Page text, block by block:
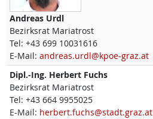
Andreas Urdl
Bezirksrat Mariatrost
Tel: +43 699 10031616
E-Mail: andreas.urdl@kpoe-graz.at
Dipl.-Ing. Herbert Fuchs
Bezirksrat Mariatrost
Tel: +43 664 9955025
E-Mail: herbert.fuchs@stadt.graz.at